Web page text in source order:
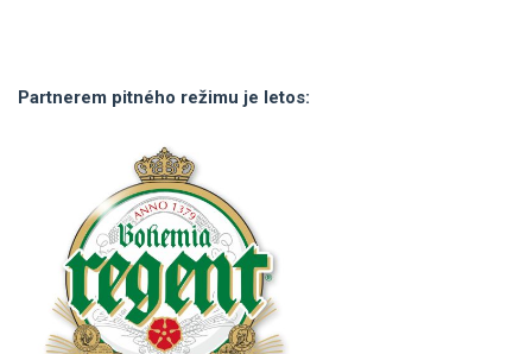
Partnerem pitného režimu je letos: